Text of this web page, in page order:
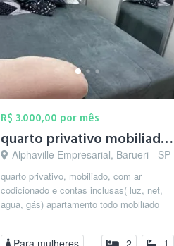
R$ 3.000,00 por mês
quarto privativo mobiliado com ar condic...
Alphaville Empresarial, Barueri - SP
quarto privativo, mobiliado, com ar
codicionado e contas inclusas( luz, net,
agua, gás) apartamento todo mobiliado
Para mulheres 2 1